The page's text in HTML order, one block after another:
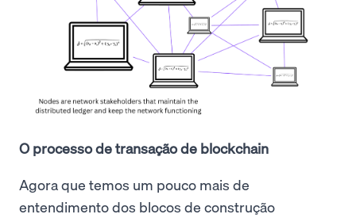
O processo de transação de blockchain
Agora que temos um pouco mais de
entendimento dos blocos de construção